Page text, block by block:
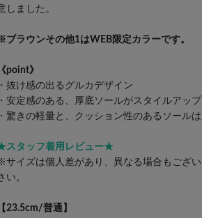
しました。
ブラウンその他1はWEB限定カラーです。
《point》
・抜け感の出るグルカデザイン
・安定感のある、厚底ソールがスタイルアップ
・驚きの軽量と、クッション性のあるソール
スタッフ着用レビュー★
サイズは個人差があり、異なる場合もござ
い。
【23.5cm/普通】